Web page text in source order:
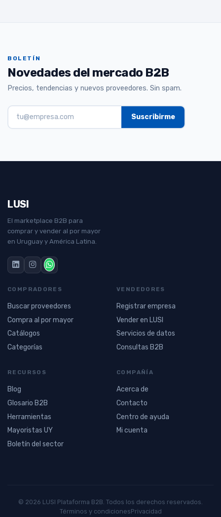
BOLETÍN
Novedades del mercado B2B
Precios, tendencias y nuevos proveedores. Sin spam.
LUSI
El marketplace B2B para
comprar y vender al por mayor
en Uruguay y América Latina.
COMPRADORES
Buscar proveedores
Compra al por mayor
Catálogos
Categorías
VENDEDORES
Registrar empresa
Vender en LUSI
Servicios de datos
Consultas B2B
RECURSOS
Blog
Glosario B2B
Herramientas
Mayoristas UY
Boletín del sector
COMPAÑÍA
Acerca de
Contacto
Centro de ayuda
Mi cuenta
© 2026 LUSI Plataforma B2B. Todos los derechos reservados.
Términos y condicionesPrivacidad